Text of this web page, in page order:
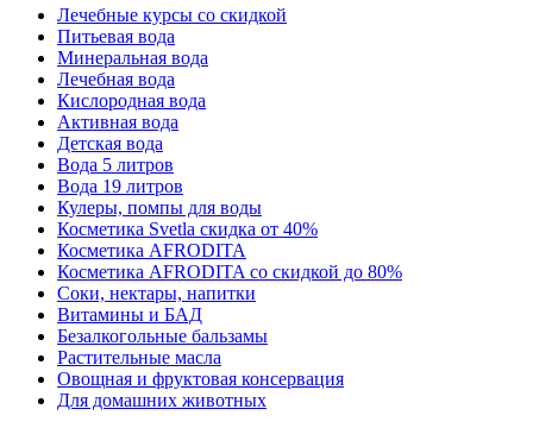
Лечебные курсы со скидкой
Питьевая вода
Минеральная вода
Лечебная вода
Кислородная вода
Активная вода
Детская вода
Вода 5 литров
Вода 19 литров
Кулеры, помпы для воды
Косметика Svetla скидка от 40%
Косметика AFRODITA
Косметика AFRODITA со скидкой до 80%
Соки, нектары, напитки
Витамины и БАД
Безалкогольные бальзамы
Растительные масла
Овощная и фруктовая консервация
Для домашних животных